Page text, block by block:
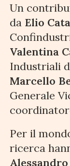
Un
da Elio
Valentina
Industriali
Marcello
Generale
Per il
ricerca